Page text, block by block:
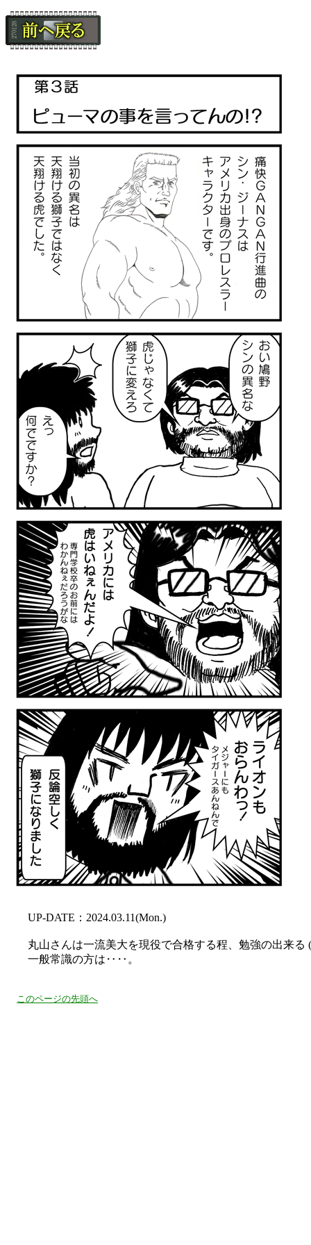
UP-DATE：2024.03.11(Mon.)
丸山さんは一流美大を現役で合格する程、勉強の出来る
一般常識の方は‥‥。
このページの先頭へ